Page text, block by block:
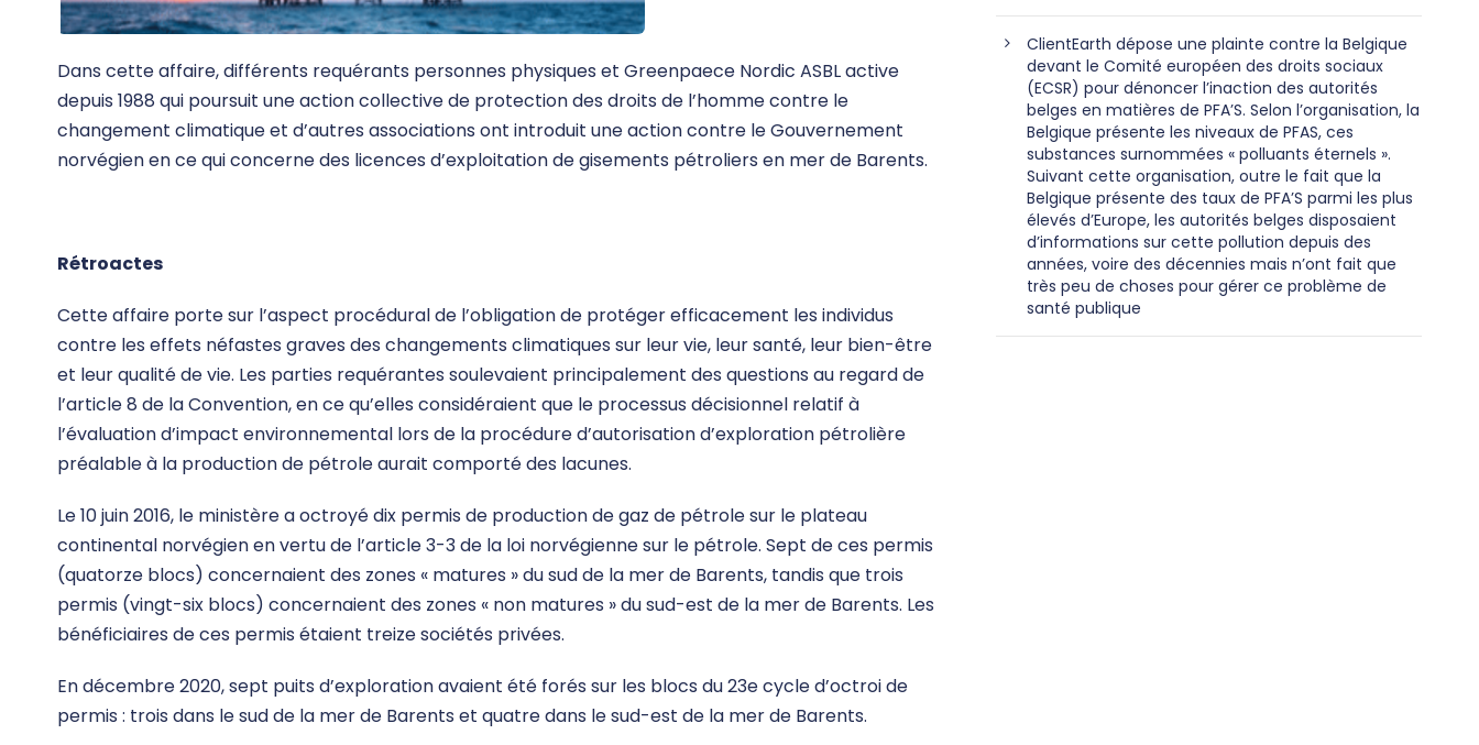
Dans cette affaire, différents requérants personnes physiques et Greenpaece Nordic ASBL active
depuis 1988 qui poursuit une action collective de protection des droits de l’homme contre le
changement climatique et d’autres associations ont introduit une action contre le Gouvernement
norvégien en ce qui concerne des licences d’exploitation de gisements pétroliers en mer de Barents.
Rétroactes
Cette affaire porte sur l’aspect procédural de l’obligation de protéger efficacement les individus
contre les effets néfastes graves des changements climatiques sur leur vie, leur santé, leur bien-être
et leur qualité de vie. Les parties requérantes soulevaient principalement des questions au regard de
l’article 8 de la Convention, en ce qu’elles considéraient que le processus décisionnel relatif à
l’évaluation d’impact environnemental lors de la procédure d’autorisation d’exploration pétrolière
préalable à la production de pétrole aurait comporté des lacunes.
Le 10 juin 2016, le ministère a octroyé dix permis de production de gaz de pétrole sur le plateau
continental norvégien en vertu de l’article 3-3 de la loi norvégienne sur le pétrole. Sept de ces permis
(quatorze blocs) concernaient des zones « matures » du sud de la mer de Barents, tandis que trois
permis (vingt-six blocs) concernaient des zones « non matures » du sud-est de la mer de Barents. Les
bénéficiaires de ces permis étaient treize sociétés privées.
En décembre 2020, sept puits d’exploration avaient été forés sur les blocs du 23e cycle d’octroi de
permis : trois dans le sud de la mer de Barents et quatre dans le sud-est de la mer de Barents.
ClientEarth dépose une plainte contre la Belgique
devant le Comité européen des droits sociaux
(ECSR) pour dénoncer l’inaction des autorités
belges en matières de PFA’S. Selon l’organisation, la
Belgique présente les niveaux de PFAS, ces
substances surnommées « polluants éternels ».
Suivant cette organisation, outre le fait que la
Belgique présente des taux de PFA’S parmi les plus
élevés d’Europe, les autorités belges disposaient
d’informations sur cette pollution depuis des
années, voire des décennies mais n’ont fait que
très peu de choses pour gérer ce problème de
santé publique